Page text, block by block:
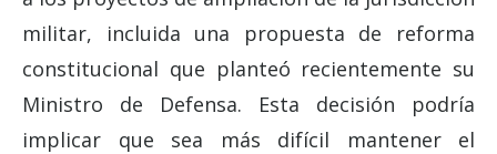
militar, incluida una propuesta de reforma
constitucional que planteó recientemente su
Ministro de Defensa. Esta decisión podría
implicar que sea más difícil mantener el